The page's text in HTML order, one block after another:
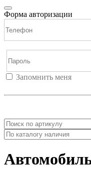
Форма авторизации
Запомнить меня